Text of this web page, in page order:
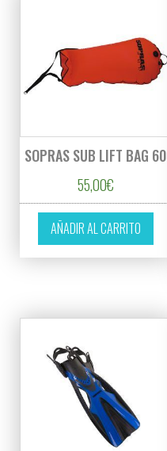
SOPRAS SUB LIFT BAG 60
55,00€
AÑADIR AL CARRITO